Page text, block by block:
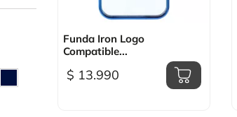
Vista rápida
Funda Iron Logo
Compatible...
$ 13.990